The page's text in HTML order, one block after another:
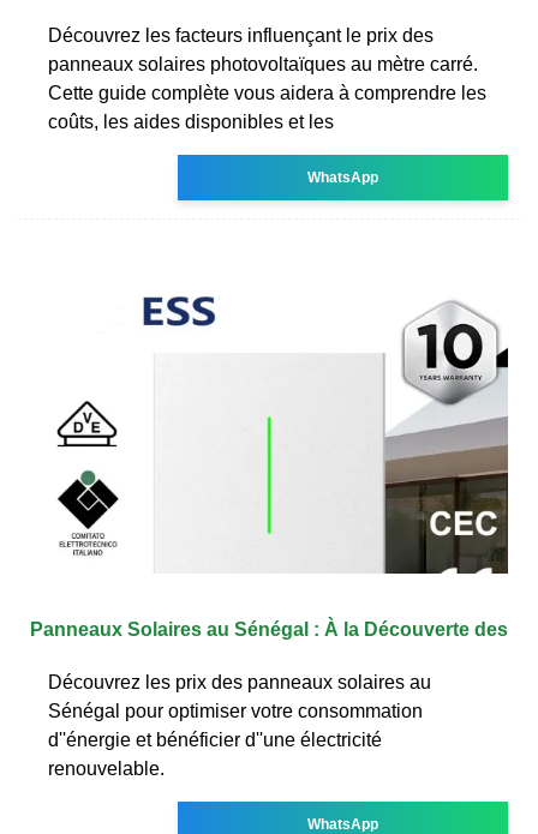
Découvrez les facteurs influençant le prix des
panneaux solaires photovoltaïques au mètre carré.
Cette guide complète vous aidera à comprendre les
coûts, les aides disponibles et les
WhatsApp
Panneaux Solaires au Sénégal : À la Découverte des
Découvrez les prix des panneaux solaires au
Sénégal pour optimiser votre consommation
d''énergie et bénéficier d''une électricité
renouvelable.
WhatsApp